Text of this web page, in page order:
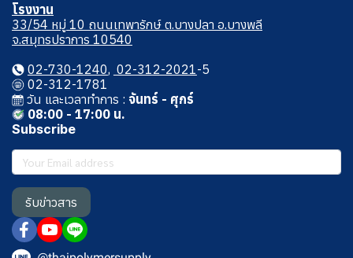
โรงงาน
33/54 หมู่ 10 ถนนเทพารักษ์ ต.บางปลา อ.บางพลี
จ.สมุทรปราการ 10540
02-730-1240, 02-312-2021-5
02-312-1781
วัน และเวลาทําการ :จันทร์ - ศุกร์
08:00 - 17:00 น.
Subscribe
รับข่าวสาร